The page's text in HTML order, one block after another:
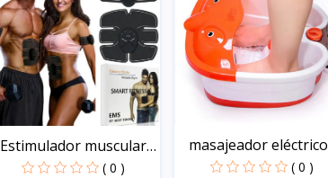
Estimulador muscular
EM...
( 0 )
masajeador eléctrico
pa...
( 0 )